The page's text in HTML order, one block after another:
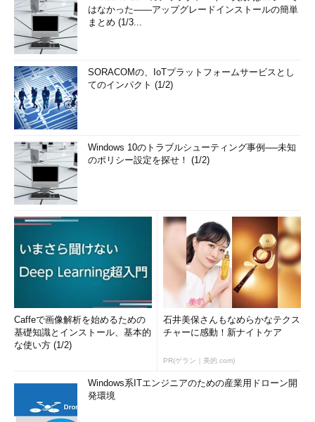
はなかった――アップグレードインストールの簡単
まとめ (1/3...
SORACOMの、IoTプラットフォームサービスとし
てのインパクト (1/2)
Windows 10のトラブルシューティング事例──未知
のポリシー設定を探せ！ (1/2)
Caffeで画像解析を始めるための
基礎知識とインストール、基本的
な使い方 (1/2)
石井美保さんもなめらかなテクス
チャーに感動！新ナイトケア
PR(ゲラン｜美的.com)
Windows系ITエンジニアのための産業用ドローン開
発環境